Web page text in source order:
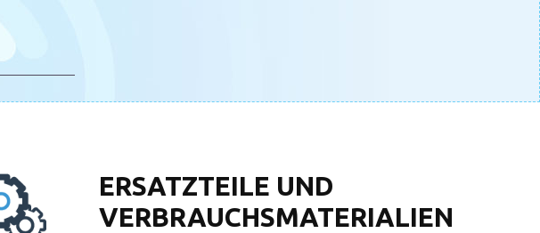
ERSATZTEILE UND
VERBRAUCHSMATERIALIEN